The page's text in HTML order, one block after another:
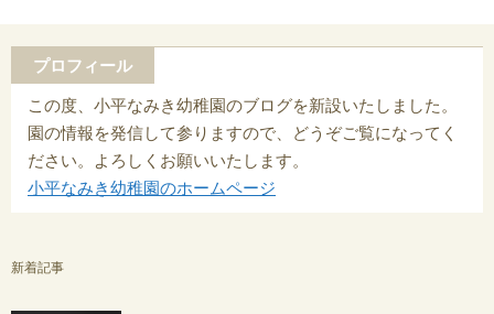
プロフィール
この度、小平なみき幼稚園のブログを新設いたしました。
園の情報を発信して参りますので、どうぞご覧になってく
ださい。よろしくお願いいたします。
小平なみき幼稚園のホームページ
新着記事